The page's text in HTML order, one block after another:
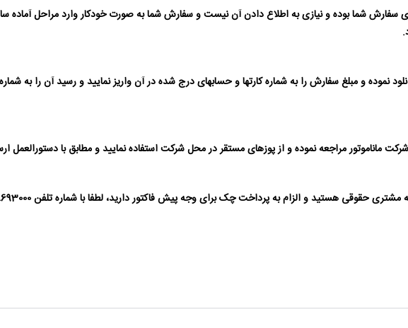
شما بوده و نیازی به اطلاع دادن آن نیست و سفارش شما به صورت خودکار وارد مراحل آماده
مراجعه نموده و از پوزهای مستقر در محل شرکت استفاده نمایید و مطابق با دستورالعمل ارسال